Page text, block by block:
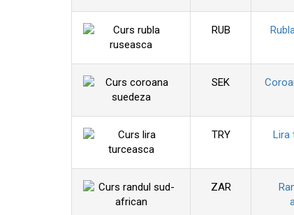
RUB
SEK
TRY Lira
ZAR